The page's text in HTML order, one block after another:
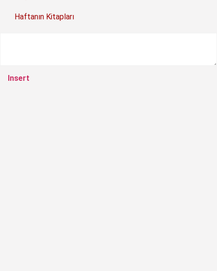
Haftanın Kitapları
Insert